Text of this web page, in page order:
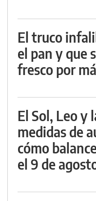
El truco
el pan y que
fresco por
El Sol, Leo y
medidas de
cómo
el 9 de